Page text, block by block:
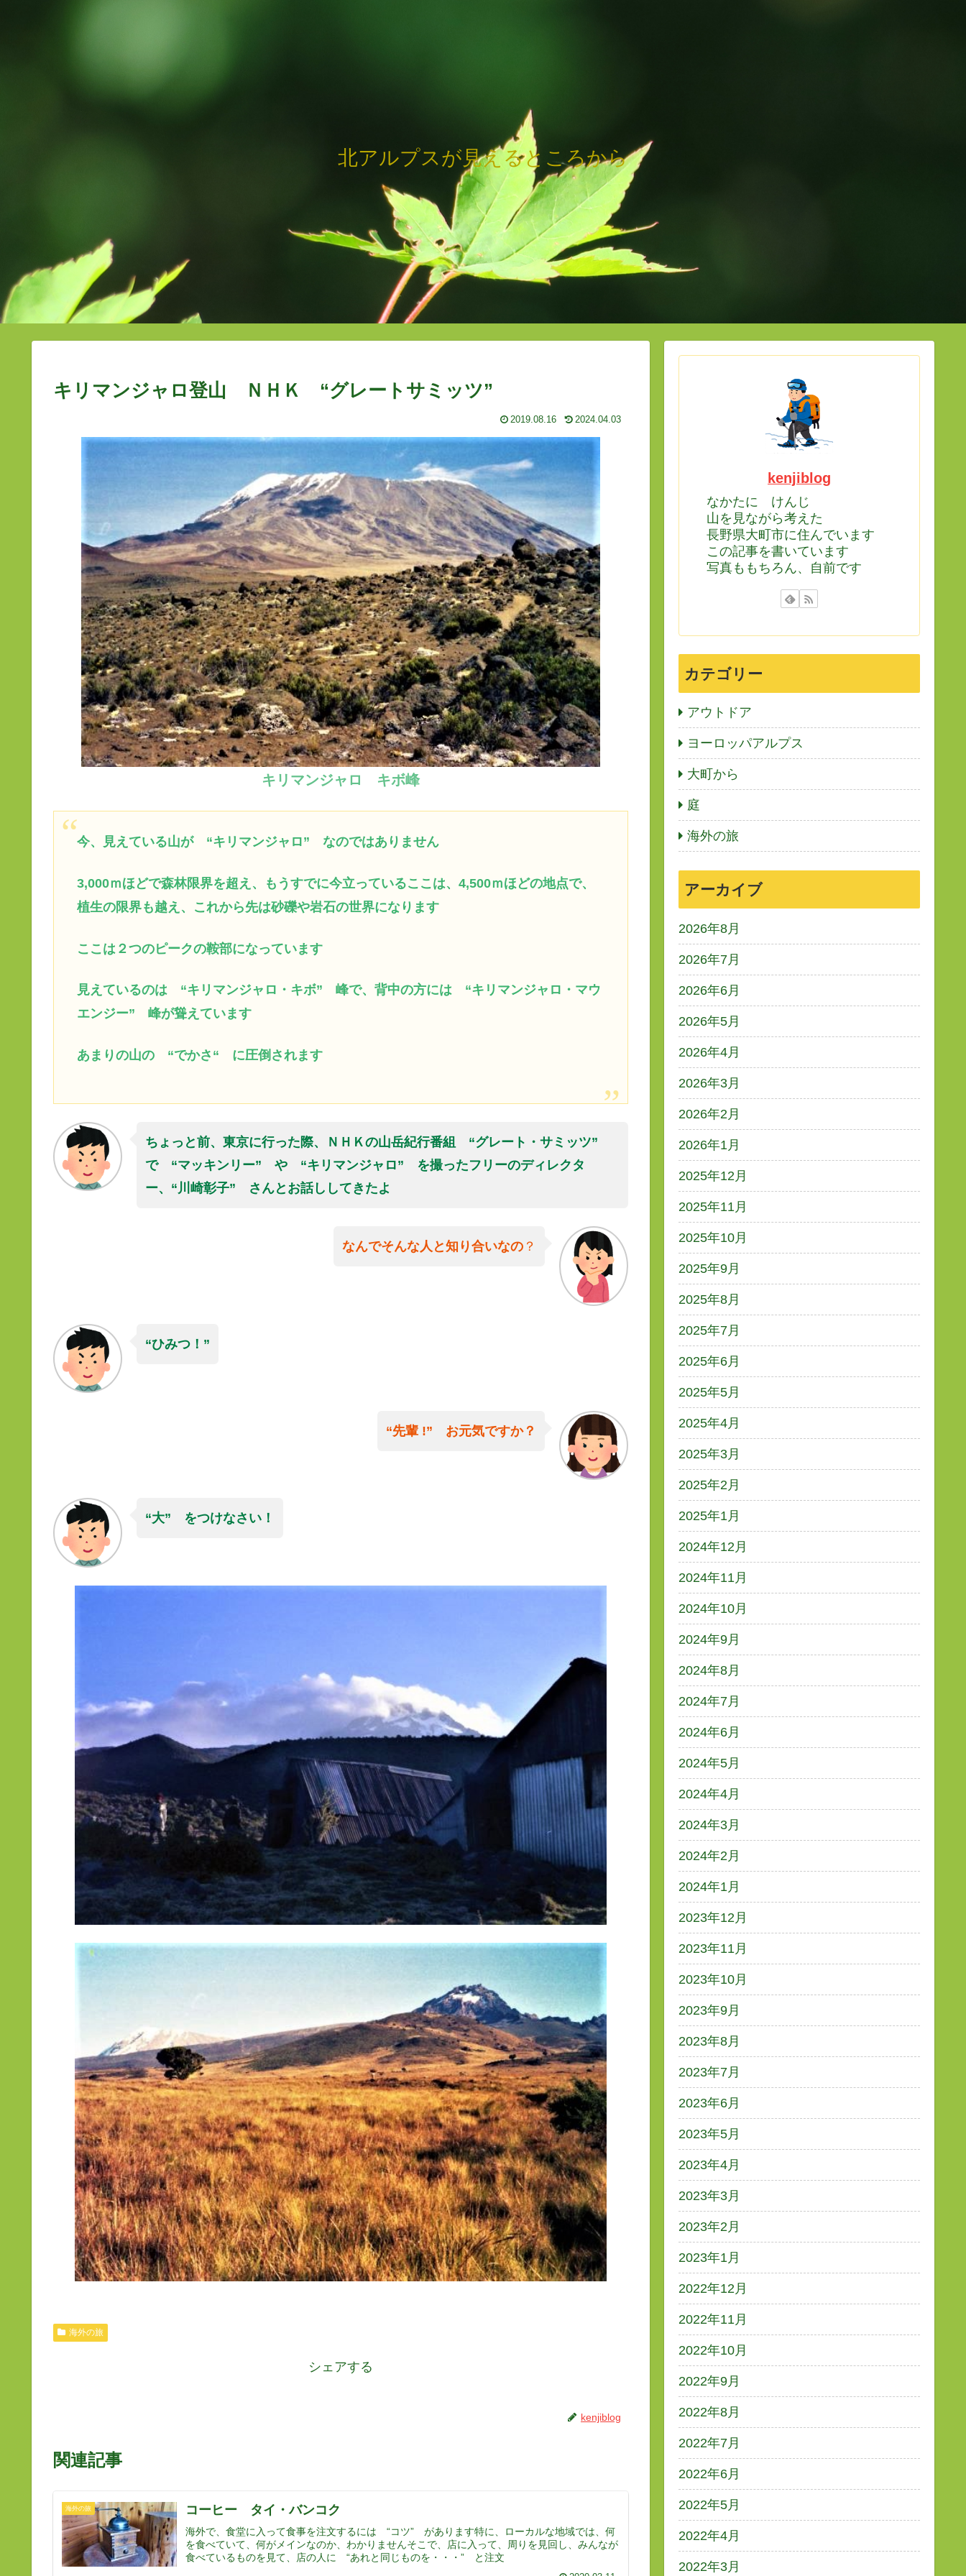
北アルプスが見えるところから
キリマンジャロ登山 ＮＨＫ “グレートサミッツ”
2019.08.16 2024.04.03
キリマンジャロ キボ峰
今、見えている山が “キリマンジャロ” なのではありません
3,000ｍほどで森林限界を超え、もうすでに今立っているここは、4,500ｍほどの地点で、
植生の限界も越え、これから先は砂礫や岩石の世界になります
ここは２つのピークの鞍部になっています
見えているのは “キリマンジャロ・キボ” 峰で、背中の方には “キリマンジャロ・マウ
エンジー” 峰が聳えています
あまりの山の “でかさ“ に圧倒されます
ちょっと前、東京に行った際、ＮＨＫの山岳紀行番組 “グレート・サミッツ”
で “マッキンリー” や “キリマンジャロ” を撮ったフリーのディレクタ
ー、“川崎彰子” さんとお話ししてきたよ
なんでそんな人と知り合いなの ？
“ひみつ！”
“先輩 !” お元気ですか？
“大” をつけなさい！
海外の旅
シェアする
kenjiblog
関連記事
海外の旅 コーヒー タイ・バンコク
海外で、食堂に入って食事を注文するには “コツ” があります特に、ローカルな地域では、何
を食べていて、何がメインなのか、わかりませんそこで、店に入って、周りを見回し、みんなが
食べているものを見て、店の人に “あれと同じものを・・・” と注文
kenjiblog
なかたに けんじ
山を見ながら考えた
長野県大町市に住んでいます
この記事を書いています
写真ももちろん、自前です
カテゴリー
アウトドア
ヨーロッパアルプス
大町から
庭
海外の旅
アーカイブ
2026年8月
2026年7月
2026年6月
2026年5月
2026年4月
2026年3月
2026年2月
2026年1月
2025年12月
2025年11月
2025年10月
2025年9月
2025年8月
2025年7月
2025年6月
2025年5月
2025年4月
2025年3月
2025年2月
2025年1月
2024年12月
2024年11月
2024年10月
2024年9月
2024年8月
2024年7月
2024年6月
2024年5月
2024年4月
2024年3月
2024年2月
2024年1月
2023年12月
2023年11月
2023年10月
2023年9月
2023年8月
2023年7月
2023年6月
2023年5月
2023年4月
2023年3月
2023年2月
2023年1月
2022年12月
2022年11月
2022年10月
2022年9月
2022年8月
2022年7月
2022年6月
2022年5月
2022年4月
2022年3月